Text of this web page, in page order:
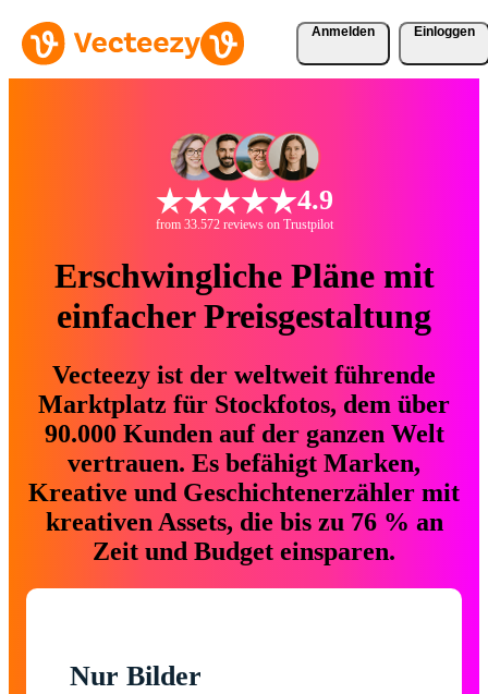
Anmelden Einloggen
4.9
from 33.572 reviews on Trustpilot
Erschwingliche Pläne mit
einfacher Preisgestaltung
Vecteezy ist der weltweit führende
Marktplatz für Stockfotos, dem über
90.000 Kunden auf der ganzen Welt
vertrauen. Es befähigt Marken,
Kreative und Geschichtenerzähler mit
kreativen Assets, die bis zu 76 % an
Zeit und Budget einsparen.
Nur Bilder